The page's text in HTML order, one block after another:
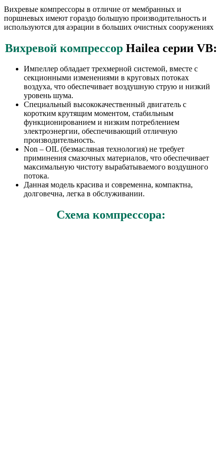
Вихревые компрессоры в отличие от мембранных и
поршневых имеют гораздо большую производительность и
используются для аэрации в больших очистных сооружениях
Вихревой компрессор Hailea серии VB:
Импеллер обладает трехмерной системой, вместе с
секционными изменениями в круговых потоках
воздуха, что обеспечивает воздушную струю и низкий
уровень шума.
Специальный высококачественный двигатель с
коротким крутящим моментом, стабильным
функционированием и низким потреблением
электроэнергии, обеспечивающий отличную
производительность.
Non – OIL (безмасляная технология) не требует
приминения смазочных материалов, что обеспечивает
максимальную чистоту вырабатываемого воздушного
потока.
Данная модель красива и современна, компактна,
долговечна, легка в обслуживании.
Схема компрессора: